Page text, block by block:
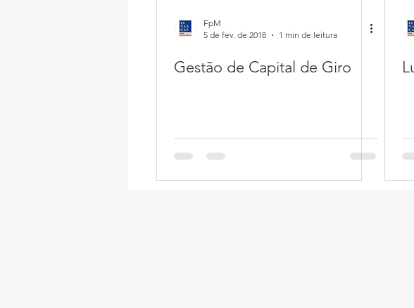
FpM
5 de fev. de 2018
1 min de leitura
Gestão de Capital de Giro